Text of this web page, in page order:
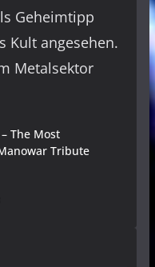
Geheimtipp
Kult angesehen.
Metalsektor
– The Most
Tribute